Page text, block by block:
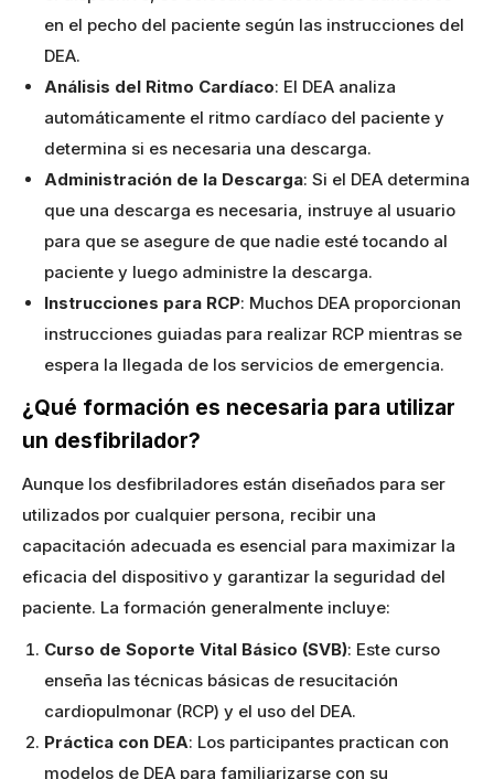
en el pecho del paciente según las instrucciones del
DEA.
Análisis del Ritmo Cardíaco: El DEA analiza
automáticamente el ritmo cardíaco del paciente y
determina si es necesaria una descarga.
Administración de la Descarga: Si el DEA determina
que una descarga es necesaria, instruye al usuario
para que se asegure de que nadie esté tocando al
paciente y luego administre la descarga.
Instrucciones para RCP: Muchos DEA proporcionan
instrucciones guiadas para realizar RCP mientras se
espera la llegada de los servicios de emergencia.
¿Qué formación es necesaria para utilizar
un desfibrilador?
Aunque los desfibriladores están diseñados para ser
utilizados por cualquier persona, recibir una
capacitación adecuada es esencial para maximizar la
eficacia del dispositivo y garantizar la seguridad del
paciente. La formación generalmente incluye:
Curso de Soporte Vital Básico (SVB): Este curso
enseña las técnicas básicas de resucitación
cardiopulmonar (RCP) y el uso del DEA.
Práctica con DEA: Los participantes practican con
modelos de DEA para familiarizarse con su